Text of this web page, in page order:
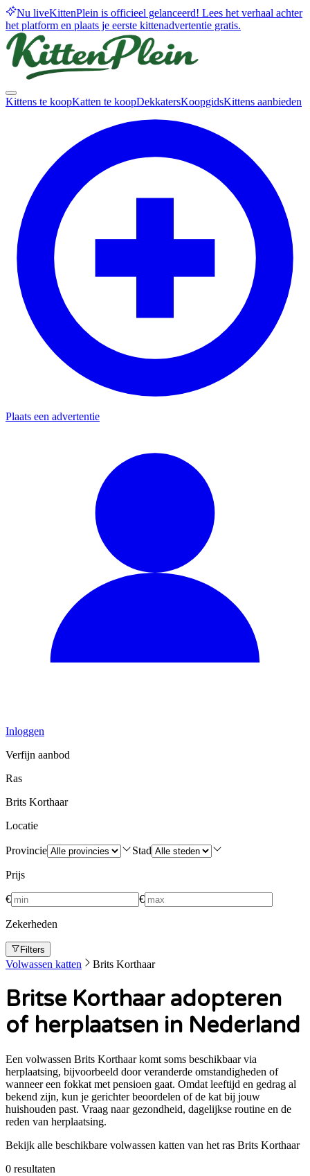
Nu liveKittenPlein is officieel gelanceerd! Lees het verhaal achter
het platform en plaats je eerste kittenadvertentie gratis.
Kittens te koopKatten te koopDekkatersKoopgidsKittens aanbieden
Plaats een advertentie
Inloggen
Verfijn aanbod
Ras
Brits Korthaar
Locatie
Provincie Stad
Prijs
€ €
Zekerheden
Filters
Volwassen katten Brits Korthaar
Britse Korthaar adopteren
of herplaatsen in Nederland
Een volwassen Brits Korthaar komt soms beschikbaar via
herplaatsing, bijvoorbeeld door veranderde omstandigheden of
wanneer een fokkat met pensioen gaat. Omdat leeftijd en gedrag al
bekend zijn, kun je gerichter beoordelen of de kat bij jouw
huishouden past. Vraag naar gezondheid, dagelijkse routine en de
reden van herplaatsing.
Bekijk alle beschikbare volwassen katten van het ras Brits Korthaar
0 resultaten